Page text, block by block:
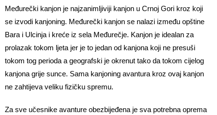
Međurečki kanjon je najzanimljiviji kanjon u Crnoj Gori kroz koji
se izvodi kanjoning. Međurečki kanjon se nalazi između opštine
Bara i Ulcinja i kreće iz sela Međurečje. Kanjon je idealan za
prolazak tokom ljeta jer je to jedan od kanjona koji ne presuši
tokom tog perioda a geografski je okrenut tako da tokom cijelog
kanjona grije sunce. Sama kanjoning avantura kroz ovaj kanjon
ne zahtijeva veliku fizičku spremu.
Za sve učesnike avanture obezbijeđena je sva potrebna oprema